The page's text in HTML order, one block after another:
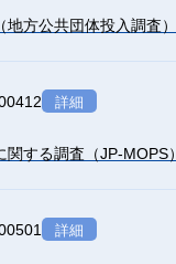
方公共団体投入調査）
詳細
する調査（JP-MOPS）
詳細